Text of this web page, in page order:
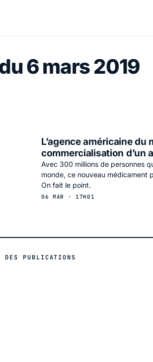
6 mars 2019
L’agence américaine
commercialisation d’un
Avec 300 millions de personnes
monde, ce nouveau médicament
On fait le point.
06 MAR · 17H01
DES PUBLICATIONS